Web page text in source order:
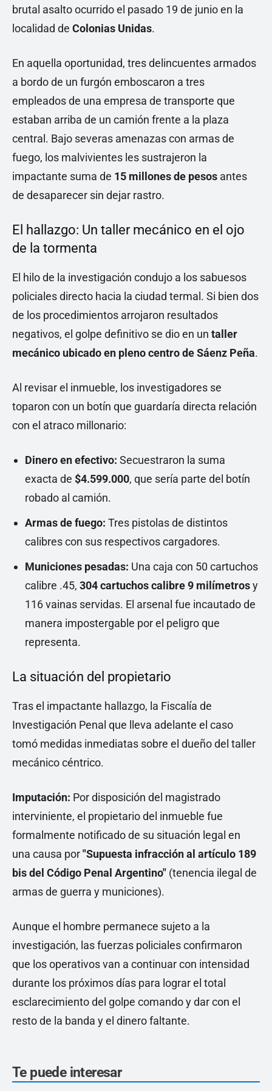
brutal asalto ocurrido el pasado 19 de junio en la
localidad de Colonias Unidas.
En aquella oportunidad, tres delincuentes armados
a bordo de un furgón emboscaron a tres
empleados de una empresa de transporte que
estaban arriba de un camión frente a la plaza
central. Bajo severas amenazas con armas de
fuego, los malvivientes les sustrajeron la
impactante suma de 15 millones de pesos antes
de desaparecer sin dejar rastro.
El hallazgo: Un taller mecánico en el ojo
de la tormenta
El hilo de la investigación condujo a los sabuesos
policiales directo hacia la ciudad termal. Si bien dos
de los procedimientos arrojaron resultados
negativos, el golpe definitivo se dio en un taller
mecánico ubicado en pleno centro de Sáenz Peña.
Al revisar el inmueble, los investigadores se
toparon con un botín que guardaría directa relación
con el atraco millonario:
Dinero en efectivo: Secuestraron la suma
exacta de $4.599.000, que sería parte del botín
robado al camión.
Armas de fuego: Tres pistolas de distintos
calibres con sus respectivos cargadores.
Municiones pesadas: Una caja con 50 cartuchos
calibre .45, 304 cartuchos calibre 9 milímetrosy
116 vainas servidas. El arsenal fue incautado de
manera impostergable por el peligro que
representa.
La situación del propietario
Tras el impactante hallazgo, la Fiscalía de
Investigación Penal que lleva adelante el caso
tomó medidas inmediatas sobre el dueño del taller
mecánico céntrico.
Imputación: Por disposición del magistrado
interviniente, el propietario del inmueble fue
formalmente notificado de su situación legal en
una causa por"Supuesta infracción al artículo 189
bis del Código Penal Argentino" (tenencia ilegal de
armas de guerra y municiones).
Aunque el hombre permanece sujeto a la
investigación, las fuerzas policiales confirmaron
que los operativos van a continuar con intensidad
durante los próximos días para lograr el total
esclarecimiento del golpe comando y dar con el
resto de la banda y el dinero faltante.
Te puede interesar